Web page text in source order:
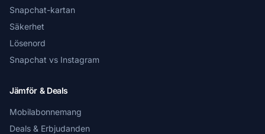
Snapchat-kartan
Säkerhet
Lösenord
Snapchat vs Instagram
Jämför & Deals
Mobilabonnemang
Deals & Erbjudanden